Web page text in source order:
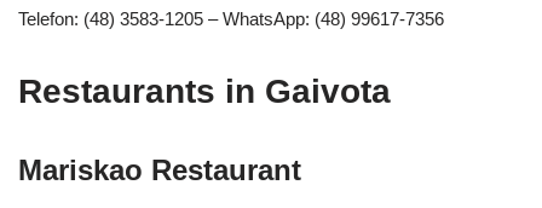
Telefon: (48) 3583-1205 – WhatsApp: (48) 99617-7356
Restaurants in Gaivota
Mariskao Restaurant